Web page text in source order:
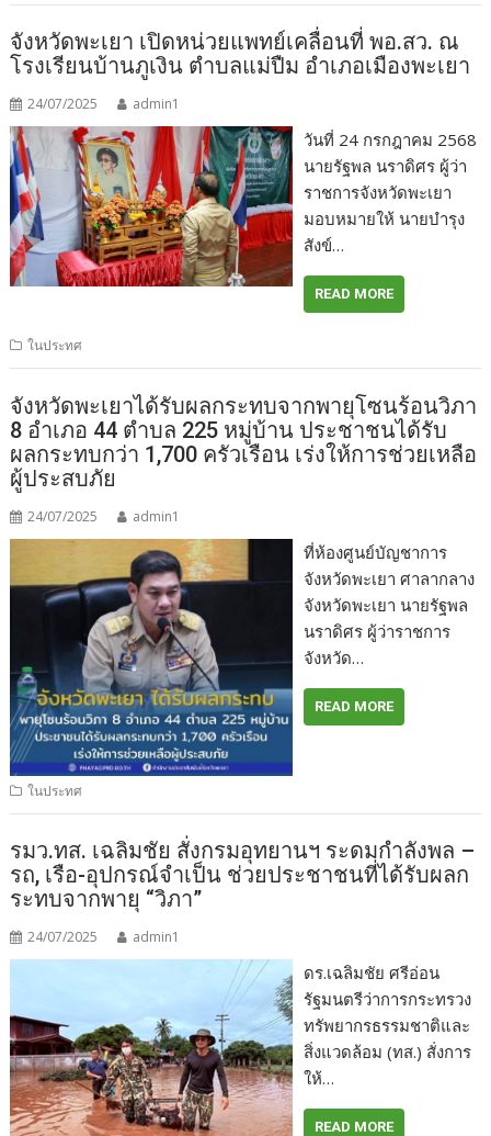
จังหวัดพะเยา เปิดหน่วยแพทย์เคลื่อนที่ พอ.สว. ณ
โรงเรียนบ้านภูเงิน ตำบลแม่ปืม อำเภอเมืองพะเยา
24/07/2025 admin1
วันที่ 24 กรกฎาคม 2568
นายรัฐพล นราดิศร ผู้ว่า
ราชการจังหวัดพะเยา
มอบหมายให้ นายบำรุง
สังข์…
READ MORE
ในประทศ
จังหวัดพะเยาได้รับผลกระทบจากพายุโซนร้อนวิภา
8 อำเภอ 44 ตำบล 225 หมู่บ้าน ประชาชนได้รับ
ผลกระทบกว่า 1,700 ครัวเรือน เร่งให้การช่วยเหลือ
ผู้ประสบภัย
24/07/2025 admin1
ที่ห้องศูนย์บัญชาการ
จังหวัดพะเยา ศาลากลาง
จังหวัดพะเยา นายรัฐพล
นราดิศร ผู้ว่าราชการ
จังหวัด…
READ MORE
ในประทศ
รมว.ทส. เฉลิมชัย​ สั่งกรมอุทยานฯ ระดมกำลังพล​ –
รถ, เรือ​-อุปกรณ์จำเป็น ช่วยประชาชนที่ได้รับผลก
ระทบจากพายุ “วิภา”
24/07/2025 admin1
ดร.เฉลิมชัย​ ศรีอ่อน​
รัฐมนตรีว่าการกระทรวง
ทรัพยากรธรรมชาติและ
สิ่งแวดล้อม (ทส.) สั่งการ
ให้…
READ MORE